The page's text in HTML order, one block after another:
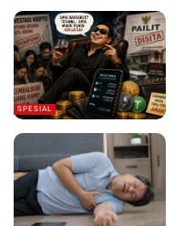
SPESIAL